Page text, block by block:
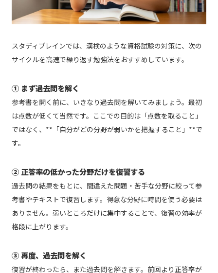
スタディブレインでは、漢検のような資格試験の対策に、次の
サイクルを高速で繰り返す勉強法をおすすめしています。
① まず過去問を解く
参考書を開く前に、いきなり過去問を解いてみましょう。最初
は点数が低くて当然です。ここでの目的は「点数を取ること」
ではなく、**「自分がどの分野が弱いかを把握すること」**で
す。
② 正答率の低かった分野だけを復習する
過去問の結果をもとに、間違えた問題・苦手な分野に絞って参
考書やテキストで復習します。得意な分野に時間を使う必要は
ありません。弱いところだけに集中することで、復習の効率が
格段に上がります。
③ 再度、過去問を解く
復習が終わったら、また過去問を解きます。前回より正答率が